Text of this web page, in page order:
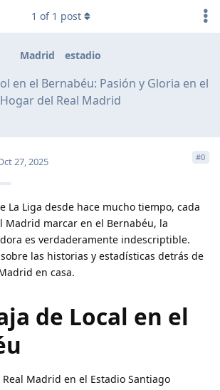
Madrid estadio
en el Bernabéu: Pasión y Gloria en el
Hogar del Real Madrid
1 of 1 post
27, 2025 #0
La Liga desde hace mucho tiempo, cada
Madrid marcar en el Bernabéu, la
es verdaderamente indescriptible.
las historias y estadísticas detrás de
en casa.
de Local en el
Madrid en el Estadio Santiago